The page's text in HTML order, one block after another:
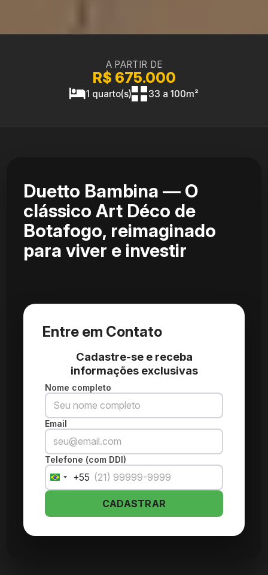
A PARTIR DE
R$ 675.000
1 quarto(s) 33 a 100m²
Duetto Bambina — O
clássico Art Déco de
Botafogo, reimaginado
para viver e investir
Entre em Contato
Cadastre-se e receba
informações exclusivas
Nome completo
Email
Telefone (com DDI)
Brazil
+55
+55
CADASTRAR